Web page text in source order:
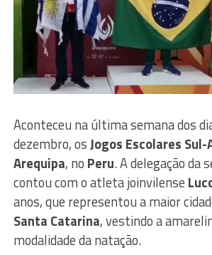
Aconteceu na última semana dos
dezembro, osJogos Escolares
Arequipa, no Peru. A delegação da
contou com o atleta joinvilense
anos, que representou a maior
Santa Catarina, vestindo a
modalidade da natação.